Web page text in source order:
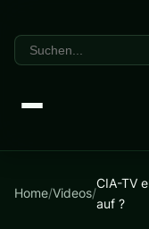
Home/Videos/
CIA-TV
auf ?